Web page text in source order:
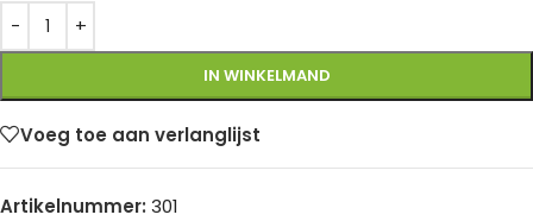
IN WINKELMAND
Voeg toe aan verlanglijst
Artikelnummer: 301